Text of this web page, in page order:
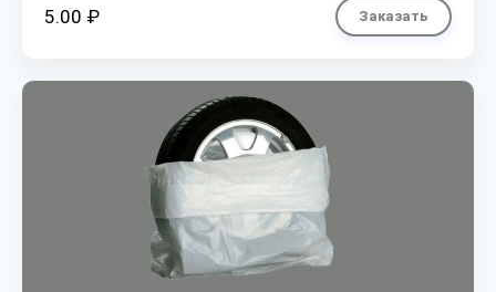
5.00 ₽ Заказать